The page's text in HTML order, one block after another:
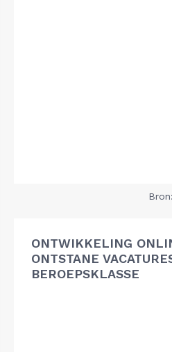
ONTWIKKELING
ONTSTANE
BEROEPSKLASSE